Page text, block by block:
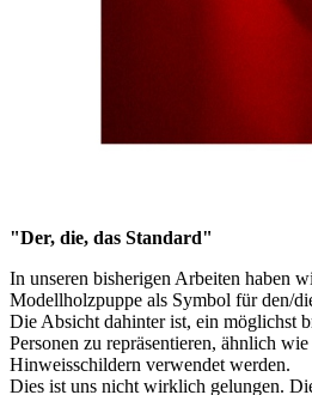
"Der, die, das Standard"
In unseren bisherigen Arbeiten haben
Modellholzpuppe als Symbol für den/
Die Absicht dahinter ist, ein möglichst
Personen zu repräsentieren, ähnlich
Hinweisschildern verwendet werden.
Dies ist uns nicht wirklich gelungen.